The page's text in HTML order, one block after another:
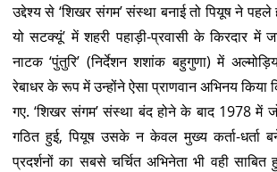
उद्देश्य से ‘शिखर संगम’ संस्था बनाई तो पियूष ने पहले
यो सटक्यूं’ में शहरी पहाड़ी-प्रवासी के किरदार में
नाटक ‘पुंतुरि’ (निर्देशन शशांक बहुगुणा) में
रेबाधर के रूप में उन्होंने ऐसा प्राणवान अभिनय किया
गए. ‘शिखर संगम’ संस्था बंद होने के बाद 1978 में
गठित हुई, पियूष उसके न केवल मुख्य कर्ता-धर्ता
प्रदर्शनों का सबसे चर्चित अभिनेता भी वही